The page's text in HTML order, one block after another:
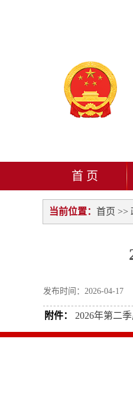
首 页
当前位置： 首页 >>
发布时间：2026-04-
附件： 2026年第二